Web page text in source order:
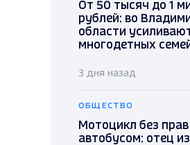
От 50 тысяч до 1
рублей: во
области
многодетных
3 дня назад
ОБЩЕСТВО
Мотоцикл без
автобусом: отец из